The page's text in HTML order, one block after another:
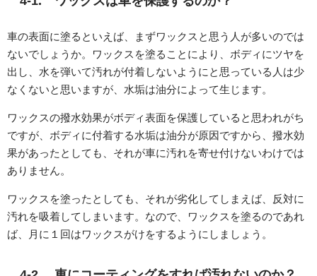
車の表面に塗るといえば、まずワックスと思う人が多いのでは
ないでしょうか。ワックスを塗ることにより、ボディにツヤを
出し、水を弾いて汚れが付着しないようにと思っている人は少
なくないと思いますが、水垢は油分によって生じます。
ワックスの撥水効果がボディ表面を保護していると思われがち
ですが、ボディに付着する水垢は油分が原因ですから、撥水効
果があったとしても、それが車に汚れを寄せ付けないわけでは
ありません。
ワックスを塗ったとしても、それが劣化してしまえば、反対に
汚れを吸着してしまいます。なので、ワックスを塗るのであれ
ば、月に１回はワックスがけをするようにしましょう。